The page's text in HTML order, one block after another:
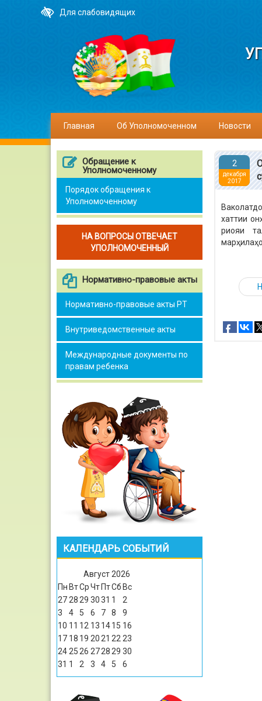
Для слабовидящих
Главная Об Уполномоченном Новости
Обращение к
Уполномоченному
Порядок обращения к
Уполномоченному
НА ВОПРОСЫ ОТВЕЧАЕТ
УПОЛНОМОЧЕННЫЙ
Нормативно-правовые акты
Нормативно-правовые акты РТ
Внутриведомственные акты
Международные документы по
правам ребенка
КАЛЕНДАРЬ СОБЫТИЙ
Август 2026
Пн ВтСрЧт ПтСб Вс
27 28 29 3031 1
2
3
4 5 6 7 8
9
10 11 12 13 1415 16
17 18 19 20 21 22 23
24 25 26 2728 29 30
31 1 2 3 4 5 6
2
декабря
2017
хаттии
риояи